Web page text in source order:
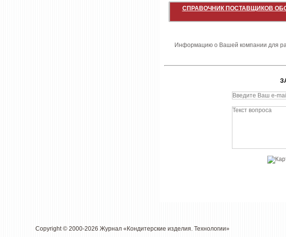
СПРАВОЧНИК ПОСТАВЩИКОВ
Информацию о Вашей компании для
Copyright © 2000-2026 Журнал «Кондитерские изделия. Технологии»